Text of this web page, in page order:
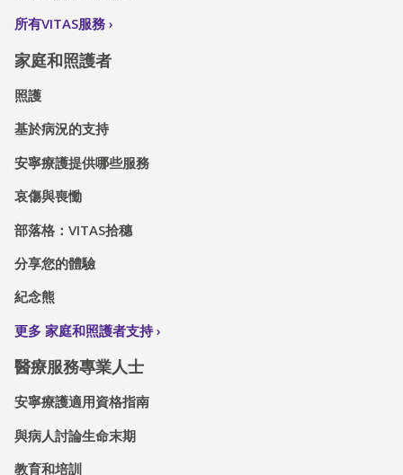
所有VITAS服務
家庭和照護者
照護
基於病況的支持
安寧療護提供哪些服務
哀傷與喪慟
部落格：VITAS拾穗
分享您的體驗
紀念熊
更多 家庭和照護者支持
醫療服務專業人士
安寧療護適用資格指南
與病人討論生命末期
教育和培訓